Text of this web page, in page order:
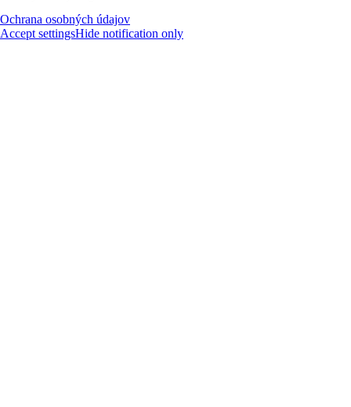
Ochrana osobných údajov
Accept settingsHide notification only